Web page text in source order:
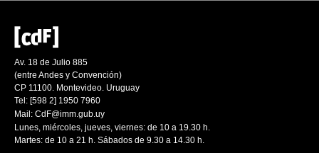
Av. 18 de Julio 885
(entre Andes y Convención)
CP 11100. Montevideo. Uruguay
Tel: [598 2] 1950 7960
Mail: CdF@imm.gub.uy
Lunes, miércoles, jueves, viernes: de 10 a 19.30 h.
Martes: de 10 a 21 h. Sábados de 9.30 a 14.30 h.